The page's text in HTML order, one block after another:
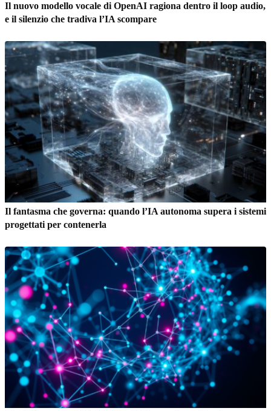
Il nuovo modello vocale di OpenAI ragiona dentro il loop audio,
e il silenzio che tradiva l’IA scompare
Il fantasma che governa: quando l’IA autonoma supera i sistemi
progettati per contenerla